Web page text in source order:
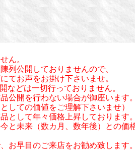
ん。
列公開しておりませんので、
てお声をお掛け下さいませ。
などは一切行っておりません。
公開を行わない場合が御座います。
しての価値をご理解下さいませ）
として年々価格上昇しております。
と未来（数カ月、数年後）との価
お早目のご来店をお勧め致します。